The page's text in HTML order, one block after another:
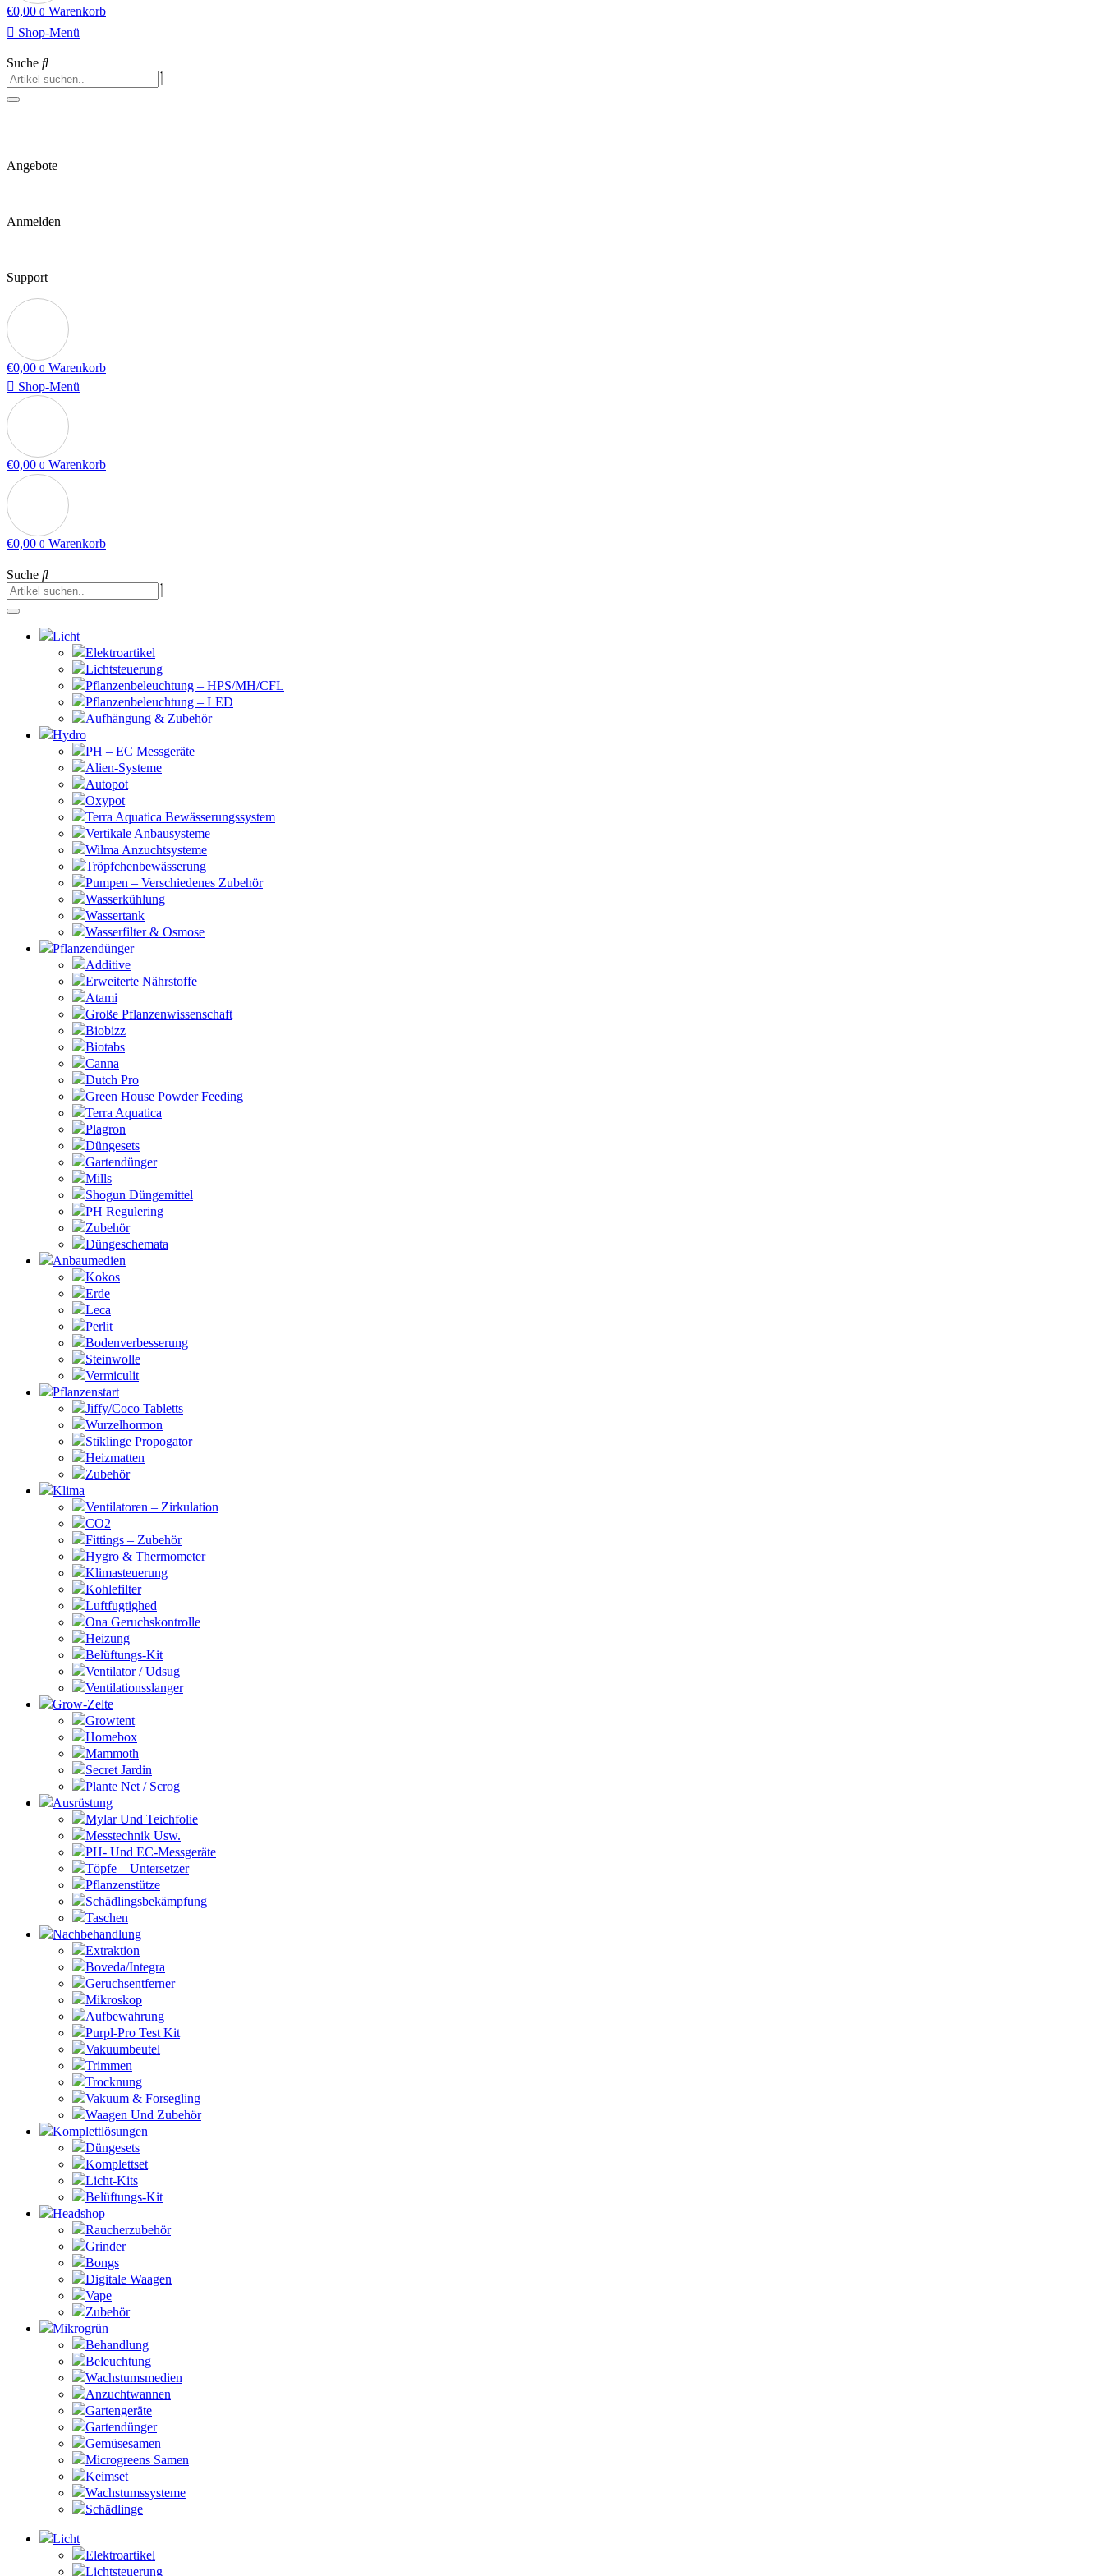
€0,00 0 Warenkorb
Shop-Menü
Suche
Angebote
Anmelden
Support
€0,00 0 Warenkorb
Shop-Menü
€0,00 0 Warenkorb
€0,00 0 Warenkorb
Suche
Licht
Elektroartikel
Lichtsteuerung
Pflanzenbeleuchtung – HPS/MH/CFL
Pflanzenbeleuchtung – LED
Aufhängung & Zubehör
Hydro
PH – EC Messgeräte
Alien-Systeme
Autopot
Oxypot
Terra Aquatica Bewässerungssystem
Vertikale Anbausysteme
Wilma Anzuchtsysteme
Tröpfchenbewässerung
Pumpen – Verschiedenes Zubehör
Wasserkühlung
Wassertank
Wasserfilter & Osmose
Pflanzendünger
Additive
Erweiterte Nährstoffe
Atami
Große Pflanzenwissenschaft
Biobizz
Biotabs
Canna
Dutch Pro
Green House Powder Feeding
Terra Aquatica
Plagron
Düngesets
Gartendünger
Mills
Shogun Düngemittel
PH Regulering
Zubehör
Düngeschemata
Anbaumedien
Kokos
Erde
Leca
Perlit
Bodenverbesserung
Steinwolle
Vermiculit
Pflanzenstart
Jiffy/Coco Tabletts
Wurzelhormon
Stiklinge Propogator
Heizmatten
Zubehör
Klima
Ventilatoren – Zirkulation
CO2
Fittings – Zubehör
Hygro & Thermometer
Klimasteuerung
Kohlefilter
Luftfugtighed
Ona Geruchskontrolle
Heizung
Belüftungs-Kit
Ventilator / Udsug
Ventilationsslanger
Grow-Zelte
Growtent
Homebox
Mammoth
Secret Jardin
Plante Net / Scrog
Ausrüstung
Mylar Und Teichfolie
Messtechnik Usw.
PH- Und EC-Messgeräte
Töpfe – Untersetzer
Pflanzenstütze
Schädlingsbekämpfung
Taschen
Nachbehandlung
Extraktion
Boveda/Integra
Geruchsentferner
Mikroskop
Aufbewahrung
Purpl-Pro Test Kit
Vakuumbeutel
Trimmen
Trocknung
Vakuum & Forsegling
Waagen Und Zubehör
Komplettlösungen
Düngesets
Komplettset
Licht-Kits
Belüftungs-Kit
Headshop
Raucherzubehör
Grinder
Bongs
Digitale Waagen
Vape
Zubehör
Mikrogrün
Behandlung
Beleuchtung
Wachstumsmedien
Anzuchtwannen
Gartengeräte
Gartendünger
Gemüsesamen
Microgreens Samen
Keimset
Wachstumssysteme
Schädlinge
Licht
Elektroartikel
Lichtsteuerung